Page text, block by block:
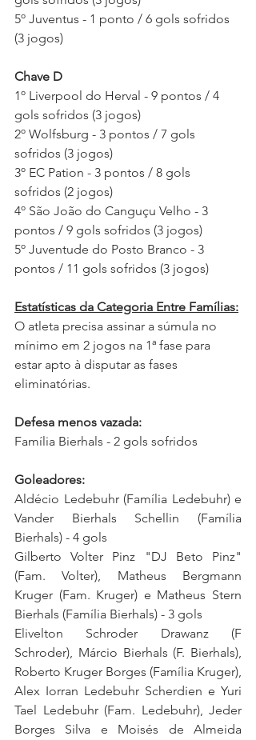
5º Juventus - 1 ponto / 6 gols sofridos
(3 jogos)
Chave D
1º Liverpool do Herval - 9 pontos / 4
gols sofridos (3 jogos)
2º Wolfsburg - 3 pontos / 7 gols
sofridos (3 jogos)
3º EC Pation - 3 pontos / 8 gols
sofridos (2 jogos)
4º São João do Canguçu Velho - 3
pontos / 9 gols sofridos (3 jogos)
5º Juventude do Posto Branco - 3
pontos / 11 gols sofridos (3 jogos)
Estatísticas da Categoria Entre Famílias:
O atleta precisa assinar a súmula no
mínimo em 2 jogos na 1ª fase para
estar apto à disputar as fases
eliminatórias.
Defesa menos vazada:
Família Bierhals - 2 gols sofridos
Goleadores:
Vander Bierhals Schellin (Família
Bierhals) - 4 gols
Gilberto Volter Pinz "DJ Beto Pinz"
(Fam. Volter), Matheus Bergmann
Kruger (Fam. Kruger) e Matheus Stern
Bierhals (Família Bierhals) - 3 gols
Elivelton Schroder Drawanz (F
Schroder), Márcio Bierhals (F. Bierhals),
Roberto Kruger Borges (Família Kruger),
Alex Iorran Ledebuhr Scherdien e Yuri
Tael Ledebuhr (Fam. Ledebuhr), Jeder
Borges Silva e Moisés de Almeida